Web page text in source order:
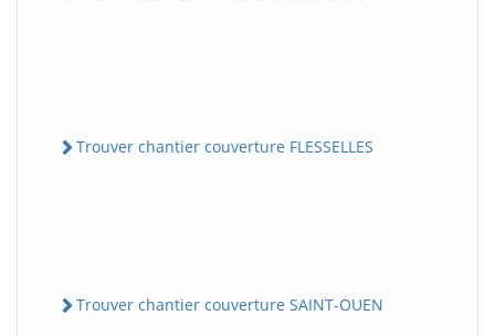
Trouver chantier couverture FLESSELLES
Trouver chantier couverture SAINT-OUEN